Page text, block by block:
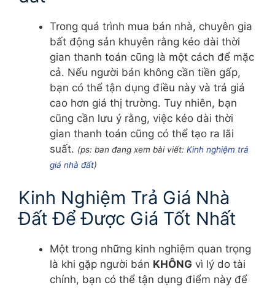
Trong quá trình mua bán nhà, chuyên gia
bất động sản khuyên rằng kéo dài thời
gian thanh toán cũng là một cách để mặc
cả. Nếu người bán không cần tiền gấp,
bạn có thể tận dụng điều này và trả giá
cao hơn giá thị trường. Tuy nhiên, bạn
cũng cần lưu ý rằng, việc kéo dài thời
gian thanh toán cũng có thể tạo ra lãi
suất. (ps: ban đang xem bài viết: Kinh nghiệm trả
giá nhà đất)
Kinh Nghiệm Trả Giá Nhà
Đất Để Được Giá Tốt Nhất
Một trong những kinh nghiệm quan trọng
là khi gặp người bán KHÔNG vì lý do tài
chính, bạn có thể tận dụng điểm này để